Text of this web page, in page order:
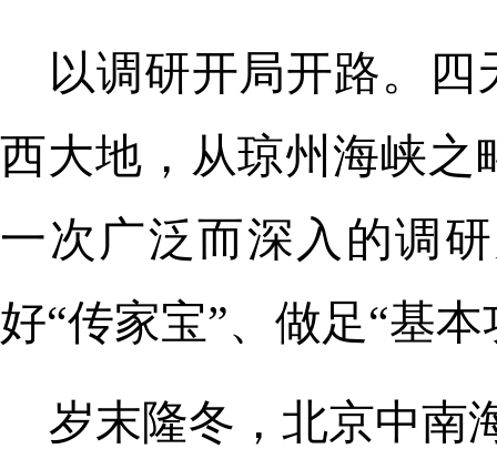
以调研开局开路。
西大地，从琼州海峡之
一次广泛而深入的调
好“传家宝”、做足“基本
岁末隆冬，北京中南